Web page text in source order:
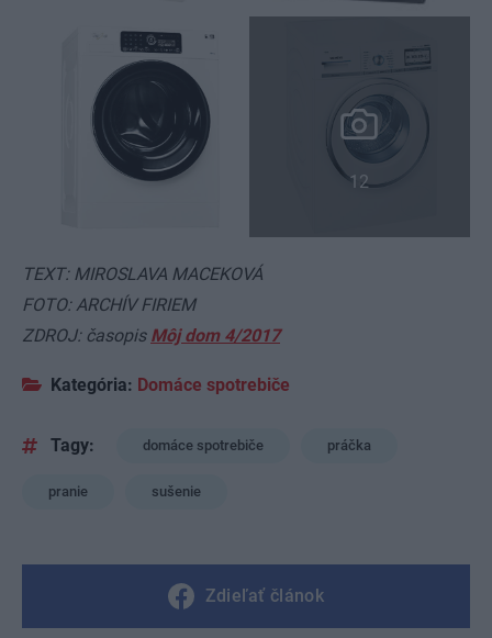
12
TEXT: MIROSLAVA MACEKOVÁ
FOTO: ARCHÍV FIRIEM
ZDROJ: časopis Môj dom 4/2017
Kategória: Domáce spotrebiče
Tagy: domáce spotrebiče práčka
pranie sušenie
Zdieľať článok